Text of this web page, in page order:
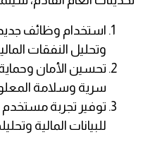
استخدام وظائف
وتحليل النفقات
تحسين الأمان
سرية وسلامة
توفير تجربة
للبيانات المالية